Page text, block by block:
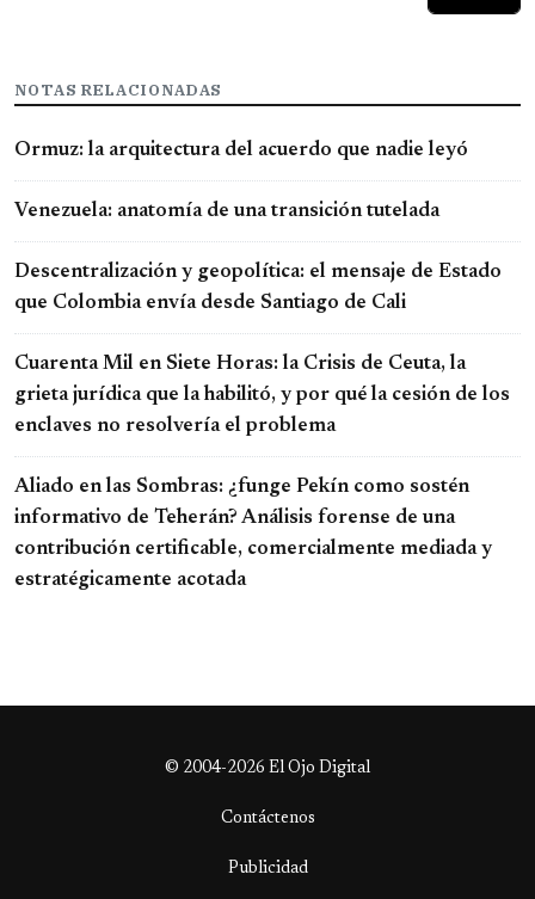
NOTAS RELACIONADAS
Ormuz: la arquitectura del acuerdo que nadie leyó
Venezuela: anatomía de una transición tutelada
Descentralización y geopolítica: el mensaje de Estado
que Colombia envía desde Santiago de Cali
Cuarenta Mil en Siete Horas: la Crisis de Ceuta, la
grieta jurídica que la habilitó, y por qué la cesión de los
enclaves no resolvería el problema
Aliado en las Sombras: ¿funge Pekín como sostén
informativo de Teherán? Análisis forense de una
contribución certificable, comercialmente mediada y
estratégicamente acotada
© 2004-2026 El Ojo Digital
Contáctenos
Publicidad